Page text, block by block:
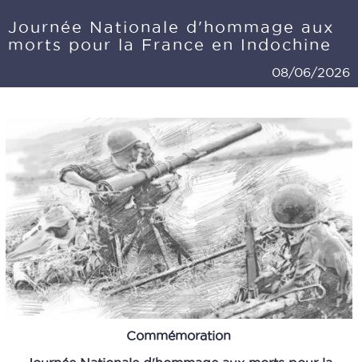
Journée Nationale d'hommage aux
morts pour la France en Indochine
08/06/2026
Commémoration